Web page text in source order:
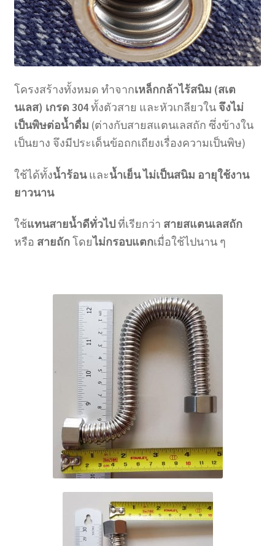
โครงสร้างทั้งหมด ทำจากเหล็กกล้าไร้สนิม (สเต
นเลส) เกรด 304ทั้งตัวสาย และหัวเกลียวใน จึงไม่
เป็นพิษต่อน้ำดื่ม (ต่างกับสายสแตนเลสถัก ซึ่งข้างใน
เป็นยาง จึงมีประเด็นข้อถกเถียงเรื่องความเป็นพิษ)
ใช้ได้ทั้งน้ำร้อนและน้ำเย็น ไม่เป็นสนิม อายุใช้งาน
ยาวนาน
ใช้แทนสายน้ำดีทั่วไปที่เรียกว่า สายสแตนเลสถัก
หรือ สายถักโดยไม่กรอบแตกเมื่อใช้ไปนาน ๆ